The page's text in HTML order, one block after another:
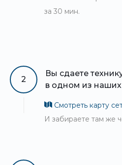
за 30 мин.
2
Вы сдаете
в одном из
Смотреть карту
И забираете там же